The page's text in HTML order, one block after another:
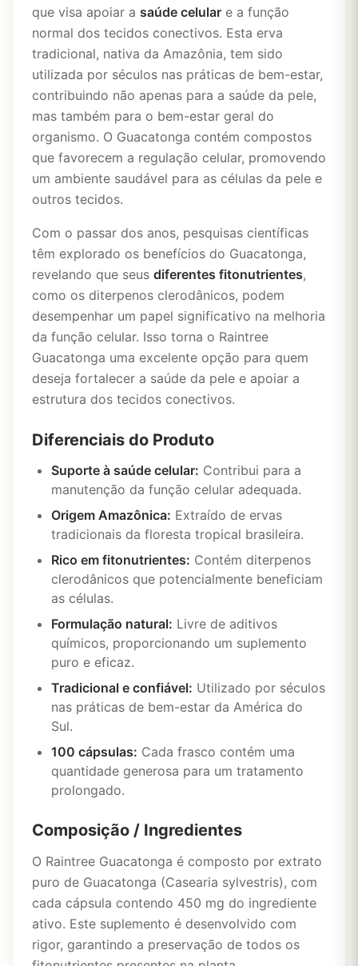
que visa apoiar a saúde celular e a função
normal dos tecidos conectivos. Esta erva
tradicional, nativa da Amazônia, tem sido
utilizada por séculos nas práticas de bem-estar,
contribuindo não apenas para a saúde da pele,
mas também para o bem-estar geral do
organismo. O Guacatonga contém compostos
que favorecem a regulação celular, promovendo
um ambiente saudável para as células da pele e
outros tecidos.
Com o passar dos anos, pesquisas científicas
têm explorado os benefícios do Guacatonga,
revelando que seus diferentes fitonutrientes,
como os diterpenos clerodânicos, podem
desempenhar um papel significativo na melhoria
da função celular. Isso torna o Raintree
Guacatonga uma excelente opção para quem
deseja fortalecer a saúde da pele e apoiar a
estrutura dos tecidos conectivos.
Diferenciais do Produto
Suporte à saúde celular: Contribui para a
manutenção da função celular adequada.
Origem Amazônica: Extraído de ervas
tradicionais da floresta tropical brasileira.
Rico em fitonutrientes: Contém diterpenos
clerodânicos que potencialmente beneficiam
as células.
Formulação natural: Livre de aditivos
químicos, proporcionando um suplemento
puro e eficaz.
Tradicional e confiável: Utilizado por séculos
nas práticas de bem-estar da América do
Sul.
100 cápsulas: Cada frasco contém uma
quantidade generosa para um tratamento
prolongado.
Composição / Ingredientes
O Raintree Guacatonga é composto por extrato
puro de Guacatonga (Casearia sylvestris), com
cada cápsula contendo 450 mg do ingrediente
ativo. Este suplemento é desenvolvido com
rigor, garantindo a preservação de todos os